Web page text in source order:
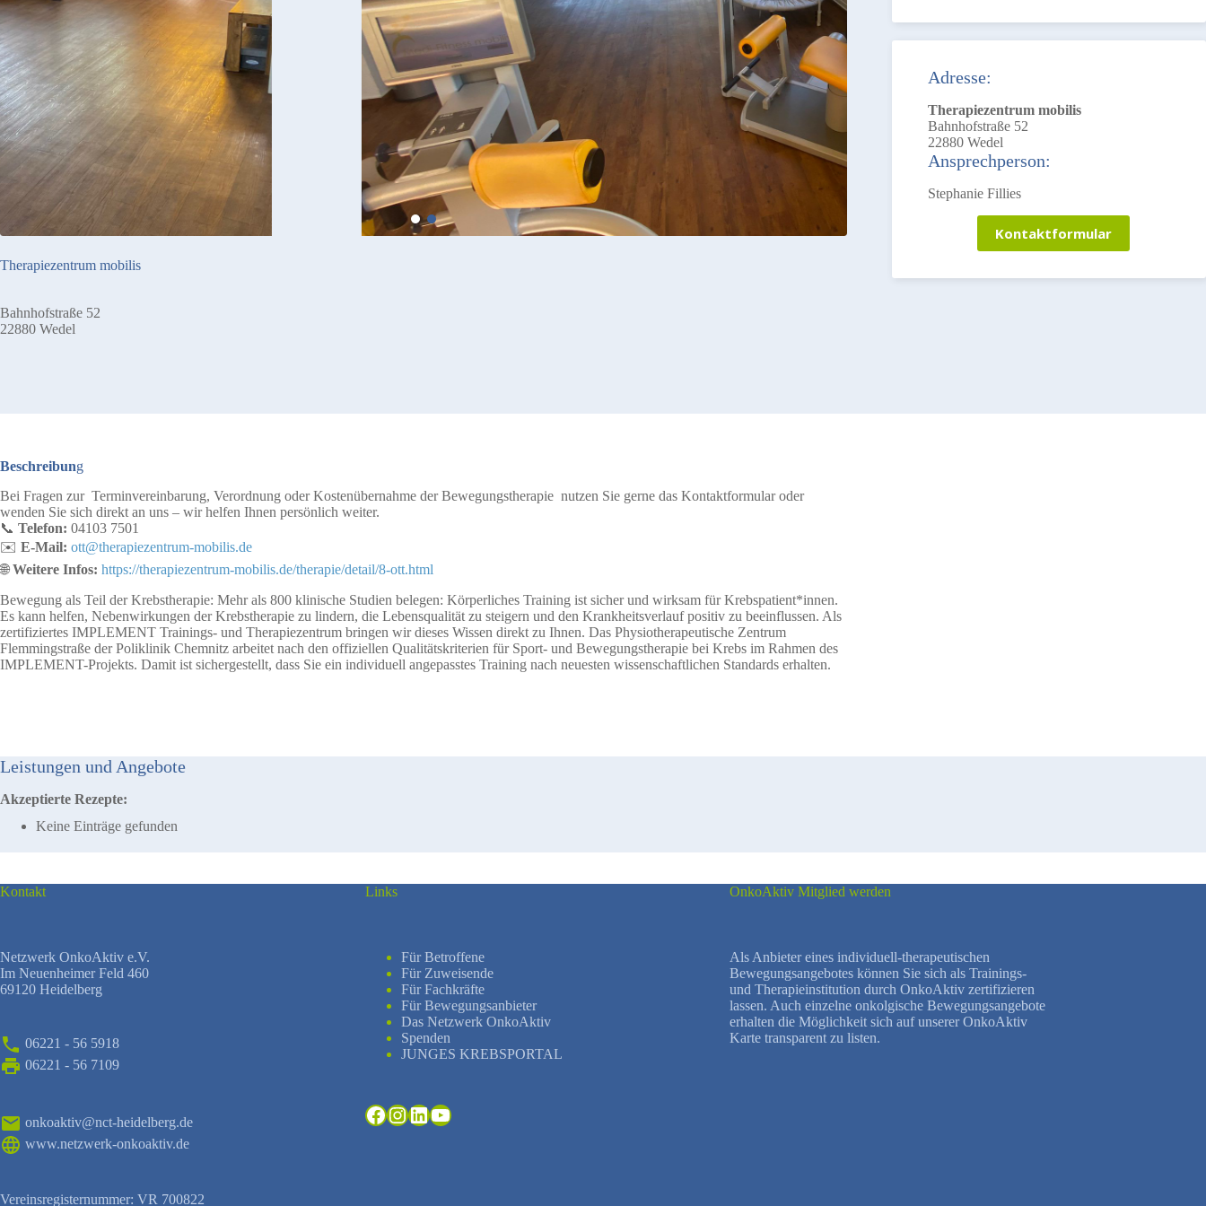
Therapiezentrum mobilis
Bahnhofstraße 52
22880 Wedel
Beschreibung
Bei Fragen zur Terminvereinbarung, Verordnung oder Kostenübernahme der Bewegungstherapie nutzen Sie gerne das Kontaktformular oder
wenden Sie sich direkt an uns – wir helfen Ihnen persönlich weiter.
📞 Telefon: 04103 7501
✉️ E-Mail: ott@therapiezentrum-mobilis.de
🌐Weitere Infos: https://therapiezentrum-mobilis.de/therapie/detail/8-ott.html
Bewegung als Teil der Krebstherapie: Mehr als 800 klinische Studien belegen: Körperliches Training ist sicher und wirksam für Krebspatient*innen.
Es kann helfen, Nebenwirkungen der Krebstherapie zu lindern, die Lebensqualität zu steigern und den Krankheitsverlauf positiv zu beeinflussen. Als
zertifiziertes IMPLEMENT Trainings- und Therapiezentrum bringen wir dieses Wissen direkt zu Ihnen. Das Physiotherapeutische Zentrum
Flemmingstraße der Poliklinik Chemnitz arbeitet nach den offiziellen Qualitätskriterien für Sport- und Bewegungstherapie bei Krebs im Rahmen des
IMPLEMENT-Projekts. Damit ist sichergestellt, dass Sie ein individuell angepasstes Training nach neuesten wissenschaftlichen Standards erhalten.
Adresse:
Therapiezentrum mobilis
Bahnhofstraße 52
22880 Wedel
Ansprechperson:
Stephanie Fillies
Kontaktformular
Leistungen und Angebote
Akzeptierte Rezepte:
Keine Einträge gefunden
Kontakt
Netzwerk OnkoAktiv e.V.
Im Neuenheimer Feld 460
69120 Heidelberg
06221 - 56 5918
06221 - 56 7109
onkoaktiv@nct-heidelberg.de
www.netzwerk-onkoaktiv.de
Vereinsregisternummer: VR 700822
Links
Für Betroffene
Für Zuweisende
Für Fachkräfte
Für Bewegungsanbieter
Das Netzwerk OnkoAktiv
Spenden
JUNGES KREBSPORTAL
Facebook
Instagram
LinkedIn
YouTube
OnkoAktiv Mitglied werden
Als Anbieter eines individuell-therapeutischen
Bewegungsangebotes können Sie sich als Trainings-
und Therapieinstitution durch OnkoAktiv zertifizieren
lassen. Auch einzelne onkolgische Bewegungsangebote
erhalten die Möglichkeit sich auf unserer OnkoAktiv
Karte transparent zu listen.